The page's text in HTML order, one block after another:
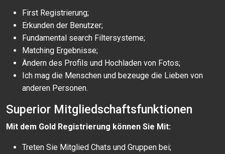
First Registrierung;
Erkunden der Benutzer;
Fundamental search Filtersysteme;
Matching Ergebnisse;
Ändern des Profils und Hochladen von Fotos;
Ich mag die Menschen und bezeuge die Lieben von
anderen Personen.
Superior Mitgliedschaftsfunktionen
Mit dem Gold Registrierung können Sie Mit:
Treten Sie Mitglied Chats und Gruppen bei;